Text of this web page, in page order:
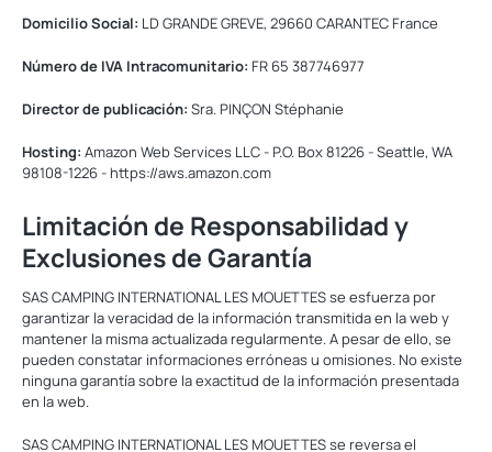
Domicilio Social: LD GRANDE GREVE, 29660 CARANTEC France
Número de IVA Intracomunitario: FR 65 387746977
Director de publicación: Sra. PINÇON Stéphanie
Hosting: Amazon Web Services LLC - P.O. Box 81226 - Seattle, WA
98108-1226 - https://aws.amazon.com
Limitación de Responsabilidad y
Exclusiones de Garantía
SAS CAMPING INTERNATIONAL LES MOUETTES se esfuerza por
garantizar la veracidad de la información transmitida en la web y
mantener la misma actualizada regularmente. A pesar de ello, se
pueden constatar informaciones erróneas u omisiones. No existe
ninguna garantía sobre la exactitud de la información presentada
en la web.
SAS CAMPING INTERNATIONAL LES MOUETTES se reversa el